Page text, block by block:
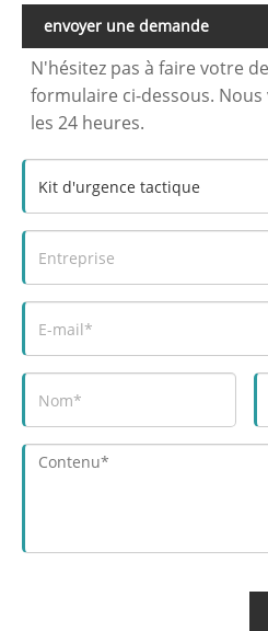
envoyer une demande
N'hésitez pas à faire votre
formulaire ci-dessous.
les 24 heures.